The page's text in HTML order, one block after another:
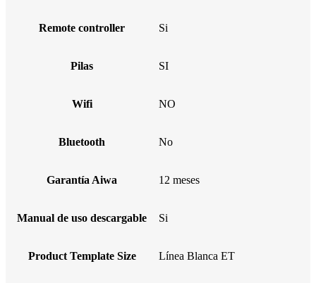
Remote controller Si
Pilas SI
Wifi NO
Bluetooth No
Garantía Aiwa 12 meses
Manual de uso descargable Si
Product Template Size Línea Blanca ET